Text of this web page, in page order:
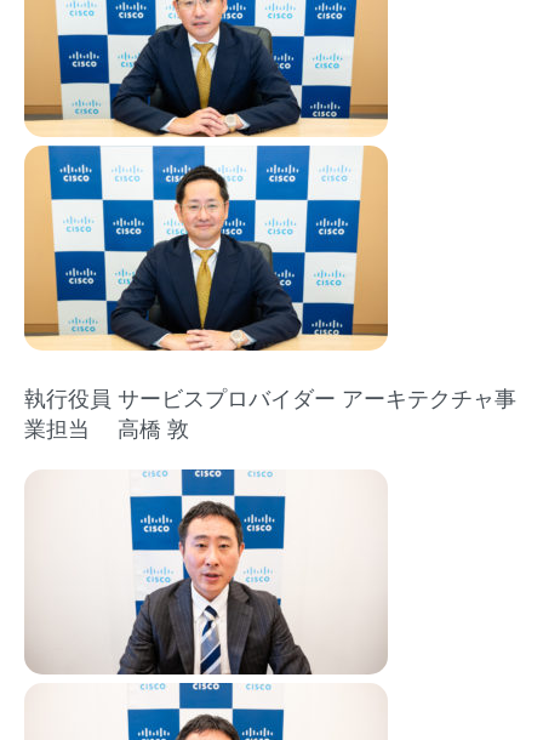
執行役員 サービスプロバイダー​ ​アーキテクチャ事
業担当 ​​ 高橋 敦